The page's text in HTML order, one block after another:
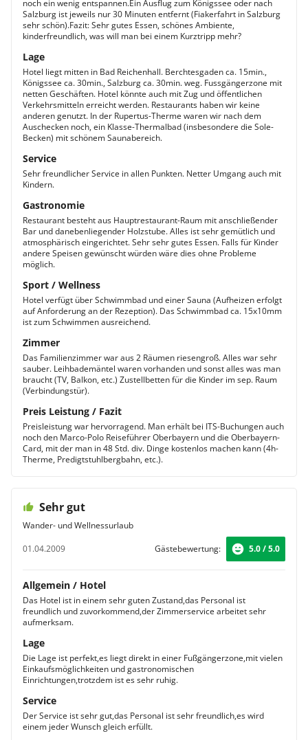
noch ein wenig entspannen.Ein Ausflug zum Königssee oder nach
Salzburg ist jeweils nur 30 Minuten entfernt (Fiakerfahrt in Salzburg
sehr schön).Fazit: Sehr gutes Essen, schönes Ambiente,
kinderfreundlich, was will man bei einem Kurztripp mehr?
Lage
Hotel liegt mitten in Bad Reichenhall. Berchtesgaden ca. 15min.,
Königssee ca. 30min., Salzburg ca. 30min. weg. Fussgängerzone mit
netten Geschäften. Hotel könnte auch mit Zug und öffentlichen
Verkehrsmitteln erreicht werden. Restaurants haben wir keine
anderen genutzt. In der Rupertus-Therme waren wir nach dem
Auschecken noch, ein Klasse-Thermalbad (insbesondere die Sole-
Becken) mit schönem Saunabereich.
Service
Sehr freundlicher Service in allen Punkten. Netter Umgang auch mit
Kindern.
Gastronomie
Restaurant besteht aus Hauptrestaurant-Raum mit anschließender
Bar und danebenliegender Holzstube. Alles ist sehr gemütlich und
atmosphärisch eingerichtet. Sehr sehr gutes Essen. Falls für Kinder
andere Speisen gewünscht würden wäre dies ohne Probleme
möglich.
Sport / Wellness
Hotel verfügt über Schwimmbad und einer Sauna (Aufheizen erfolgt
auf Anforderung an der Rezeption). Das Schwimmbad ca. 15x10mm
ist zum Schwimmen ausreichend.
Zimmer
Das Familienzimmer war aus 2 Räumen riesengroß. Alles war sehr
sauber. Leihbademäntel waren vorhanden und sonst alles was man
braucht (TV, Balkon, etc.) Zustellbetten für die Kinder im sep. Raum
(Verbindungstür).
Preis Leistung / Fazit
Preisleistung war hervorragend. Man erhält bei ITS-Buchungen auch
noch den Marco-Polo Reiseführer Oberbayern und die Oberbayern-
Card, mit der man in 48 Std. div. Dinge kostenlos machen kann (4h-
Therme, Predigtstuhlbergbahn, etc.).
Sehr gut
Wander- und Wellnessurlaub
01.04.2009
Gästebewertung: 5.0 / 5.0
Allgemein / Hotel
Das Hotel ist in einem sehr guten Zustand,das Personal ist
freundlich und zuvorkommend,der Zimmerservice arbeitet sehr
aufmerksam.
Lage
Die Lage ist perfekt,es liegt direkt in einer Fußgängerzone,mit vielen
Einkaufsmöglichkeiten und gastronomischen
Einrichtungen,trotzdem ist es sehr ruhig.
Service
Der Service ist sehr gut,das Personal ist sehr freundlich,es wird
einem jeder Wunsch gleich erfüllt.